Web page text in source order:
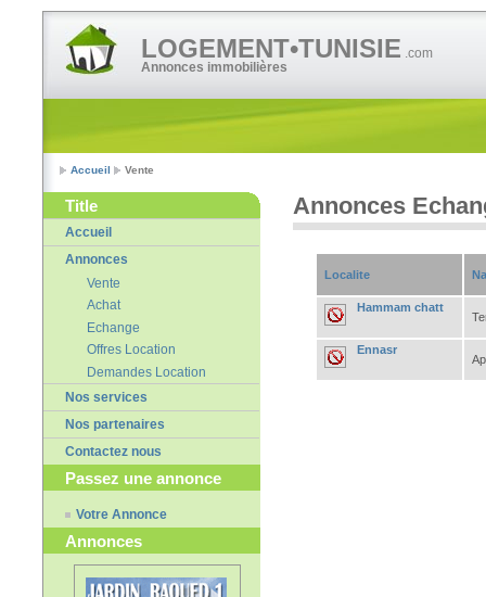
LOGEMENT•TUNISIE .com
Annonces immobilières
Accueil Vente
Title
Accueil
Annonces
Vente
Achat
Echange
Offres Location
Demandes Location
Nos services
Nos partenaires
Contactez nous
Passez une annonce
Votre Annonce
Annonces
Annonces
Localite
Hammam chatt
Ennasr